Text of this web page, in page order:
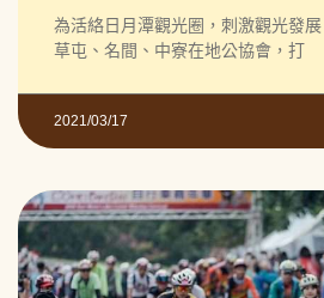
為活絡日月潭觀光圈，刺激觀光發展
草屯、名間、中寮在地公協會，打
2021/03/17